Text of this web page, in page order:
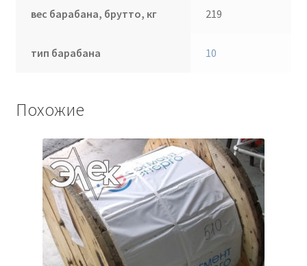
вес барабана, брутто, кг 219
тип барабана 10
Похожие